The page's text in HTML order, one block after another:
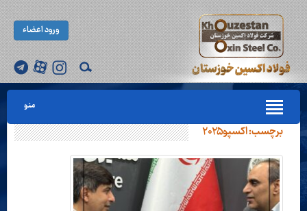
ورود اعضاء
منو
برچسب:اکسپو۲۰۲۵